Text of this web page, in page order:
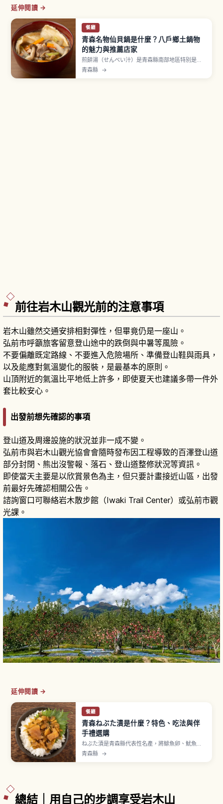
延伸閱讀 →
餐廳
青森名物仙貝鍋是什麼？八戶鄉土鍋物
的魅力與推薦店家
煎餅湯（せんべい汁）是青森縣南部地區特別是八
戶市的鄉土料理，在高湯鮮味十足的湯底中加入煮
湯專用「南部煎餅」（おつゆせんべい）燉煮而
青森縣 →
前往岩木山觀光前的注意事項
岩木山雖然交通安排相對彈性，但畢竟仍是一座山。
弘前市呼籲旅客留意登山途中的跌倒與中暑等風險。
不要偏離既定路線、不要進入危險場所、準備登山鞋與雨具，
以及能應對氣溫變化的服裝，是最基本的原則。
山頂附近的氣溫比平地低上許多，即使夏天也建議多帶一件外
套比較安心。
出發前想先確認的事項
登山道及周邊設施的狀況並非一成不變。
弘前市與岩木山觀光協會會隨時發布因工程導致的百澤登山道
部分封閉、熊出沒警報、落石、登山道整修狀況等資訊。
即使當天主要是以欣賞景色為主，但只要計畫接近山區，出發
前最好先確認相關公告。
諮詢窗口可聯絡岩木散步館（Iwaki Trail Center）或弘前市觀
光課。
延伸閱讀 →
餐廳
青森ねぶた漬是什麼？特色、吃法與伴
手禮選購
ねぶた漬是青森縣代表性名產，將鯡魚卵、魷魚
乾、昆布等海味搭配白蘿蔔與小黃瓜，以特製醬油
青森縣 →
總結｜用自己的步調享受岩木山